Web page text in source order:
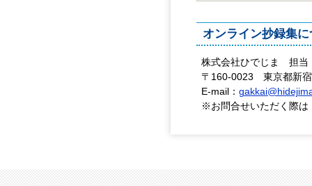
オンライン抄録集
株式会社ひでじま 担当
〒160-0023 東京都新
E-mail：
※お問合せいただく際は